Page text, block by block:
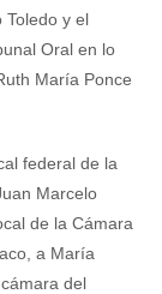
Toledo y el
Oral en lo
María Ponce
federal de la
Marcelo
de la Cámara
a María
del